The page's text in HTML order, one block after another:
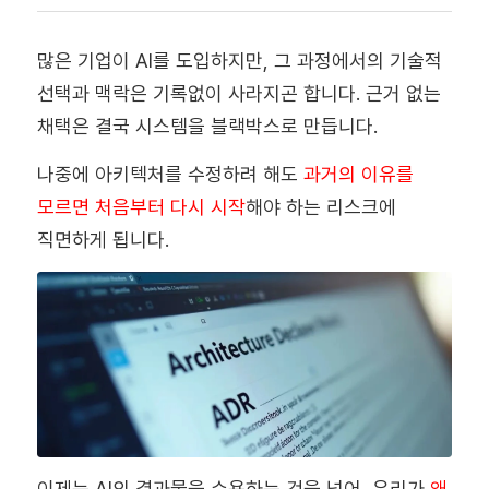
많은 기업이 AI를 도입하지만, 그 과정에서의 기술적
선택과 맥락은 기록없이 사라지곤 합니다. 근거 없는
채택은 결국 시스템을 블랙박스로 만듭니다.
나중에 아키텍처를 수정하려 해도 과거의 이유를
모르면 처음부터 다시 시작해야 하는 리스크에
직면하게 됩니다.